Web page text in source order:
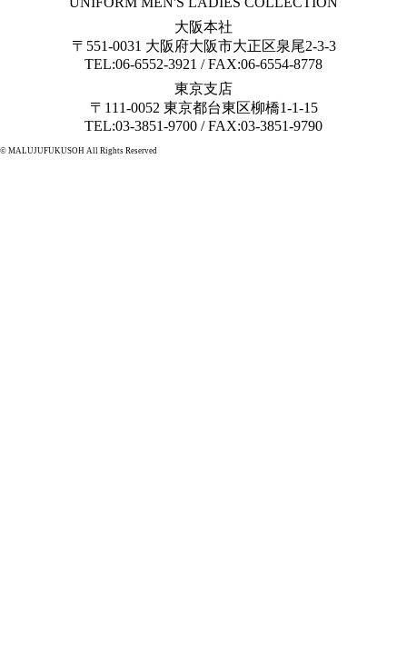
大阪本社
〒551-0031 大阪府大阪市大正区泉尾2-3-3
TEL:06-6552-3921 / FAX:06-6554-8778
東京支店
〒111-0052 東京都台東区柳橋1-1-15
TEL:03-3851-9700 / FAX:03-3851-9790
© MALUJUFUKUSOH All Rights Reserved